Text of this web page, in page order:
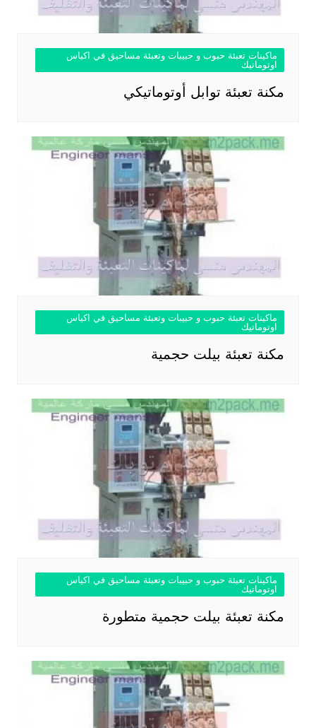
ماكينات تعبئة حبوب و حبيبات وتعبئة مساحيق في اكياس
اوتوماتيك
مكنة تعبئة توابل أوتوماتيكي
ماكينات تعبئة حبوب و حبيبات وتعبئة مساحيق في اكياس
اوتوماتيك
مكنة تعبئة بيلت حجمية
ماكينات تعبئة حبوب و حبيبات وتعبئة مساحيق في اكياس
اوتوماتيك
مكنة تعبئة بيلت حجمية متطورة